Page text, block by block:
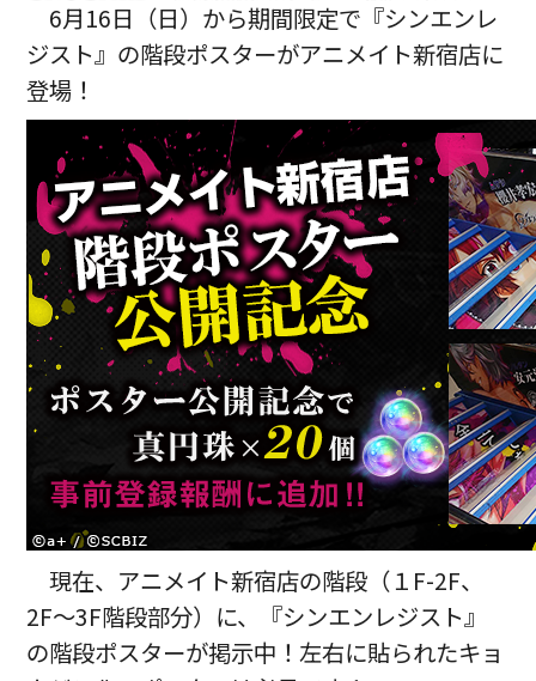
6月16日（日）から期間限定で『シンエンレ
ジスト』の階段ポスターがアニメイト新宿店に
登場！
現在、アニメイト新宿店の階段（１F-2F、
2F～3F階段部分）に、『シンエンレジスト』
の階段ポスターが掲示中！左右に貼られたキョ